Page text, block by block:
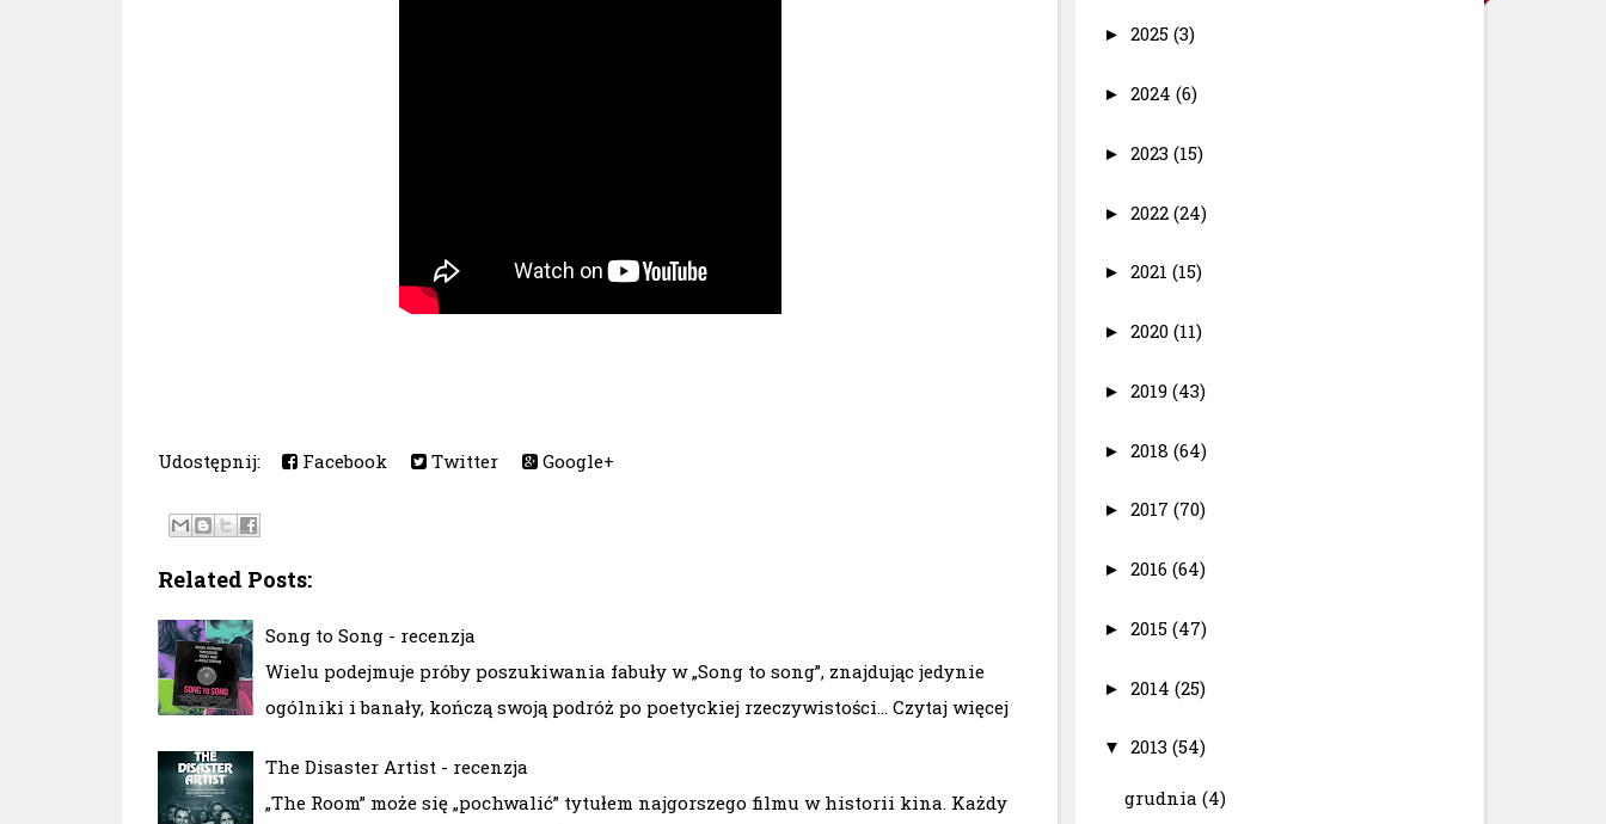
Udostępnij: Facebook Twitter Google+
Related Posts:
Song to Song - recenzja
Wielu podejmuje próby poszukiwania fabuły w „Song to song”, znajdując jedynie
ogólniki i banały, kończą swoją podróż po poetyckiej rzeczywistości… Czytaj więcej
The Disaster Artist - recenzja
„The Room” może się „pochwalić” tytułem najgorszego filmu w historii kina. Każdy
► 2025 (3)
► 2024 (6)
► 2023 (15)
► 2022 (24)
► 2021 (15)
► 2020 (11)
► 2019 (43)
► 2018 (64)
► 2017 (70)
► 2016 (64)
► 2015 (47)
► 2014 (25)
▼ 2013 (54)
grudnia (4)